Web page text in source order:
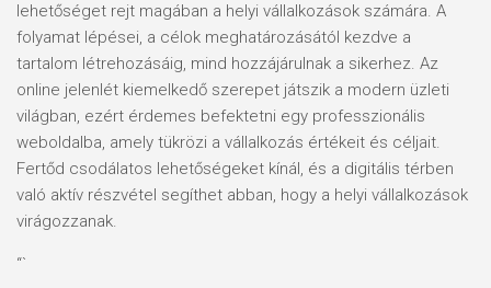
lehetőséget rejt magában a helyi vállalkozások számára. A
folyamat lépései, a célok meghatározásától kezdve a
tartalom létrehozásáig, mind hozzájárulnak a sikerhez. Az
online jelenlét kiemelkedő szerepet játszik a modern üzleti
világban, ezért érdemes befektetni egy professzionális
weboldalba, amely tükrözi a vállalkozás értékeit és céljait.
Fertőd csodálatos lehetőségeket kínál, és a digitális térben
való aktív részvétel segíthet abban, hogy a helyi vállalkozások
virágozzanak.
“`